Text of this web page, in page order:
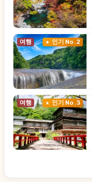
여행 인기 No.2
여행 인기 No.3